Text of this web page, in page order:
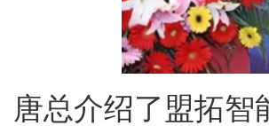
唐总介绍了盟拓